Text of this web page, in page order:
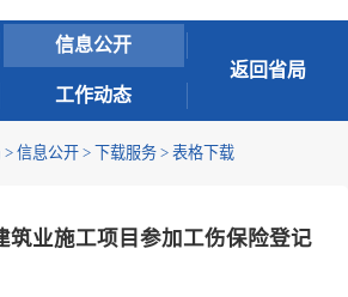
信息公开
工作动态
返回省局
> 信息公开 > 下载服务 > 表格下载
筑业施工项目参加工伤保险登记